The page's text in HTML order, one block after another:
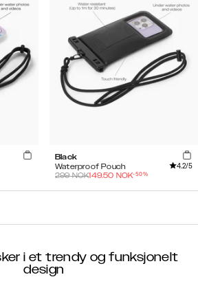
Black
Waterproof Pouch
4.2/5
299NOK149.50 NOK-50%
i et trendy og funksjonelt
design